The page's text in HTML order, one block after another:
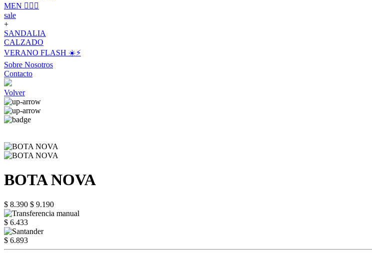
MEN 🙋🏽‍♂️
sale
+
SANDALIA
CALZADO
VERANO FLASH ☀️⚡️
Sobre Nosotros
Contacto
Volver
BOTA NOVA
$ 8.390 $ 9.190
$ 6.433
$ 6.893